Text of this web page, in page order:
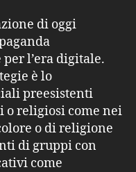
di oggi
l’era digitale.
è lo
preesistenti
o religiosi come nei
o di religione
di gruppi con
come